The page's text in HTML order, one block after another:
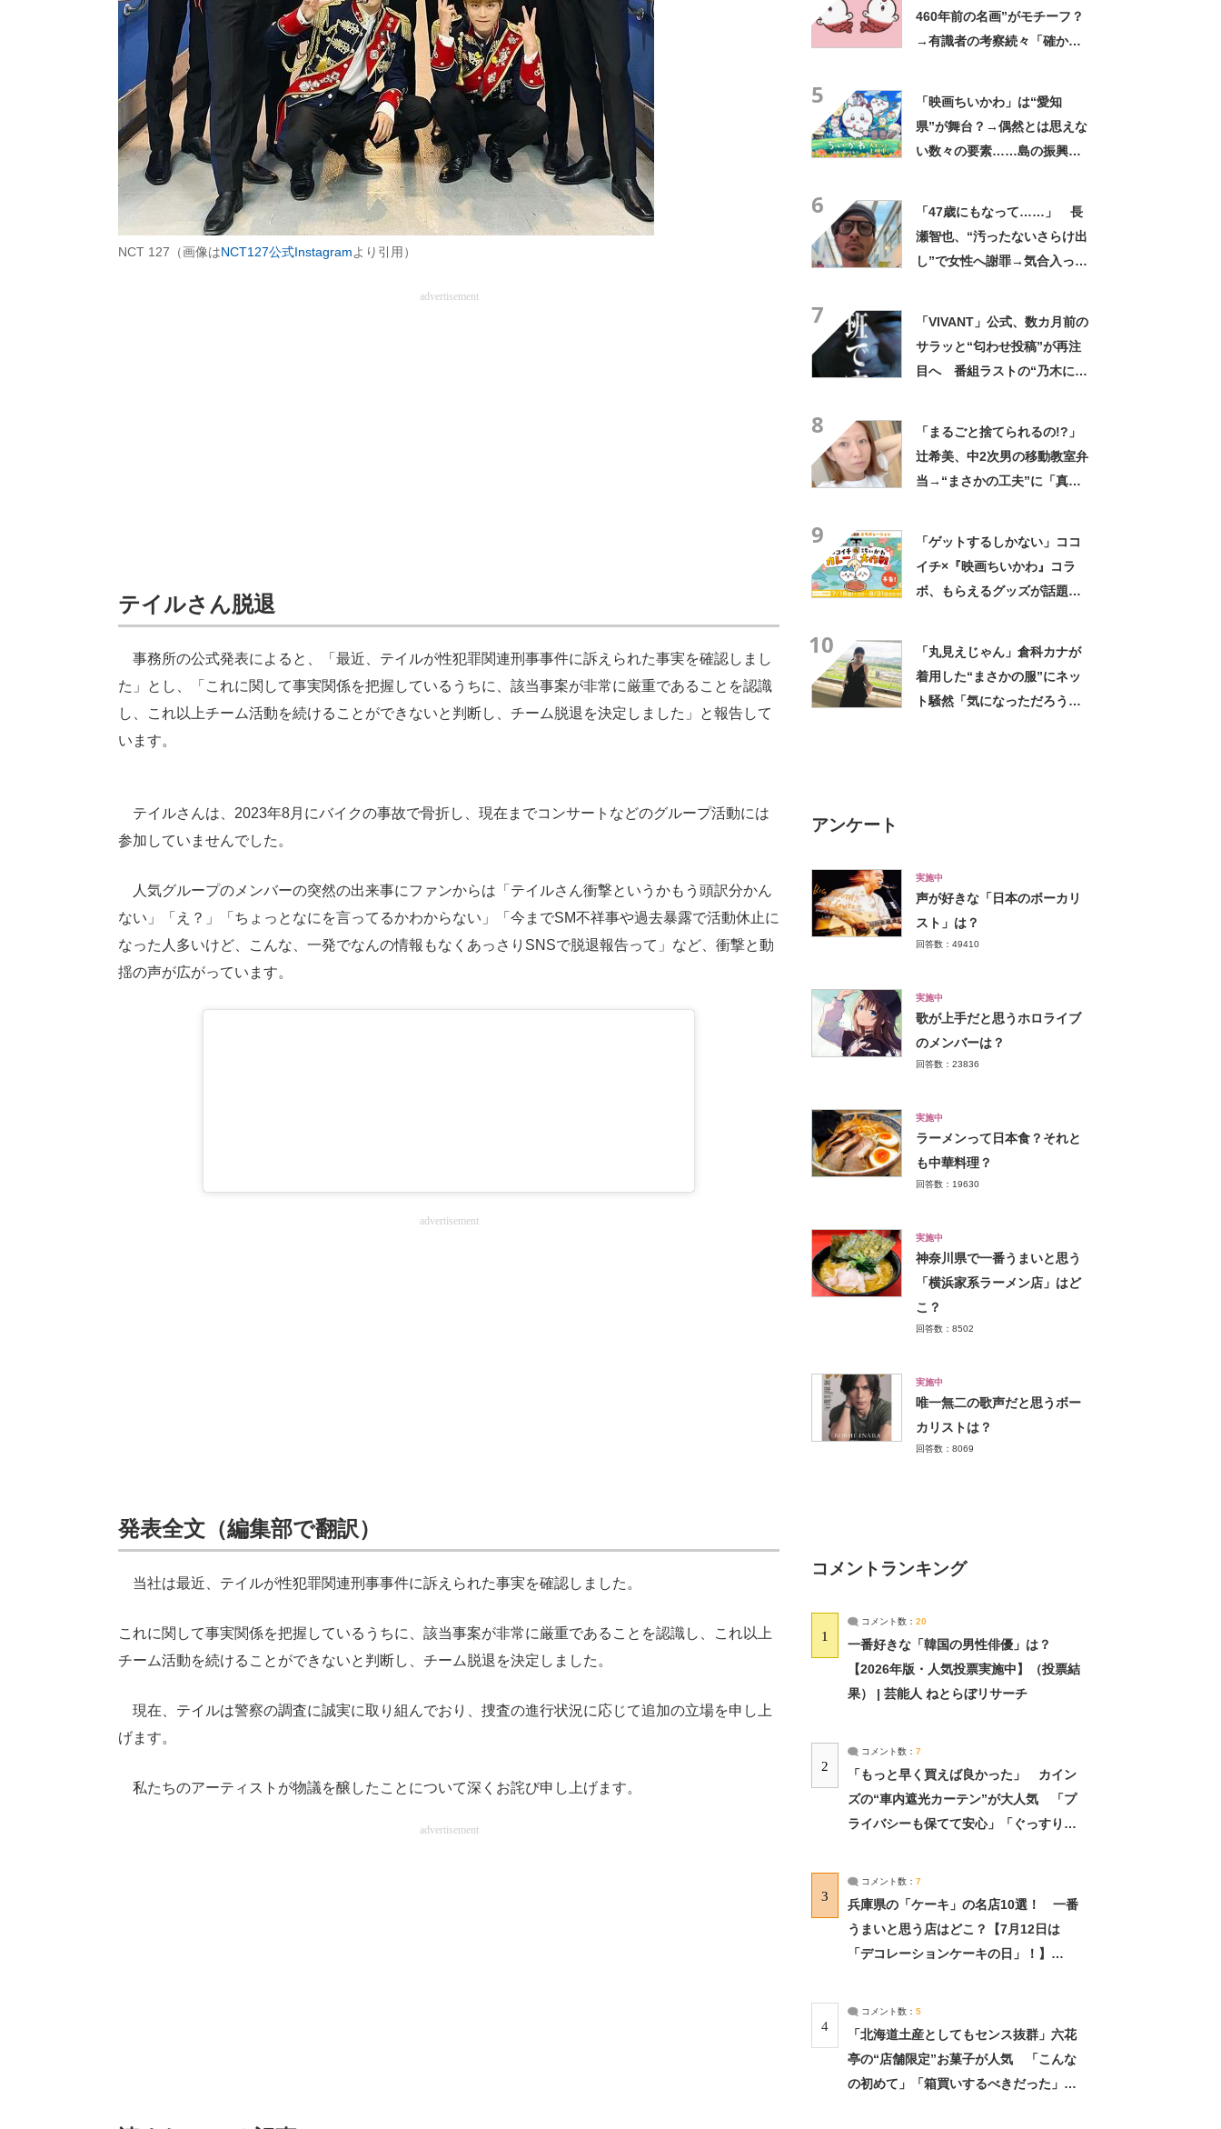
NCT 127（画像はNCT127公式Instagramより引用）
advertisement
テイルさん脱退
事務所の公式発表によると、「最近、テイルが性犯罪関連刑事事件に訴えられた事実を確認しまし
た」とし、「これに関して事実関係を把握しているうちに、該当事案が非常に厳重であることを認識
し、これ以上チーム活動を続けることができないと判断し、チーム脱退を決定しました」と報告して
います。
テイルさんは、2023年8月にバイクの事故で骨折し、現在までコンサートなどのグループ活動には
参加していませんでした。
人気グループのメンバーの突然の出来事にファンからは「テイルさん衝撃というかもう頭訳分かん
ない」「え？」「ちょっとなにを言ってるかわからない」「今までSM不祥事や過去暴露で活動休止に
なった人多いけど、こんな、一発でなんの情報もなくあっさりSNSで脱退報告って」など、衝撃と動
揺の声が広がっています。
advertisement
発表全文（編集部で翻訳）
当社は最近、テイルが性犯罪関連刑事事件に訴えられた事実を確認しました。
これに関して事実関係を把握しているうちに、該当事案が非常に厳重であることを認識し、これ以上
チーム活動を続けることができないと判断し、チーム脱退を決定しました。
現在、テイルは警察の調査に誠実に取り組んでおり、捜査の進行状況に応じて追加の立場を申し上
げます。
私たちのアーティストが物議を醸したことについて深くお詫び申し上げます。
advertisement
460年前の名画”がモチーフ？
→有識者の考察続々「確かに
5
「映画ちいかわ」は“愛知
県”が舞台？→偶然とは思えな
い数々の要素……島の振興課
6
「47歳にもなって……」 長
瀬智也、“汚ったないさらけ出
し”で女性へ謝罪→気合入った
7
「VIVANT」公式、数カ月前の
サラッと“匂わせ投稿”が再注
目へ 番組ラストの“乃木にら
8
「まるごと捨てられるの!?」
辻希美、中2次男の移動教室弁
当→“まさかの工夫”に「真似
9
「ゲットするしかない」ココ
イチ×『映画ちいかわ』コラ
ボ、もらえるグッズが話題 8
10
「丸見えじゃん」倉科カナが
着用した“まさかの服”にネッ
ト騒然「気になっただろう
アンケート
実施中
声が好きな「日本のボーカリ
スト」は？
回答数：49410
実施中
歌が上手だと思うホロライブ
のメンバーは？
回答数：23836
実施中
ラーメンって日本食？それと
も中華料理？
回答数：19630
実施中
神奈川県で一番うまいと思う
「横浜家系ラーメン店」はど
こ？
回答数：8502
実施中
唯一無二の歌声だと思うボー
カリストは？
回答数：8069
コメントランキング
1
コメント数： 20
一番好きな「韓国の男性俳優」は？
【2026年版・人気投票実施中】（投票結
果） | 芸能人 ねとらぼリサーチ
2
コメント数： 7
「もっと早く買えば良かった」 カイン
ズの“車内遮光カーテン”が大人気 「プ
ライバシーも保てて安心」「ぐっすり眠
3
コメント数： 7
兵庫県の「ケーキ」の名店10選！ 一番
うまいと思う店はどこ？【7月12日は
「デコレーションケーキの日」！】
4
コメント数： 5
「北海道土産としてもセンス抜群」六花
亭の“店舗限定”お菓子が人気 「こんな
の初めて」「箱買いするべきだった」